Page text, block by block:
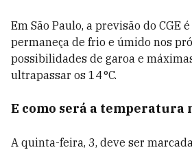
Em São Paulo, a previsão do CGE
permaneça de frio e úmido nos
possibilidades de garoa e
ultrapassar os 14 °C.
E como será a
A quinta-feira, 3, deve ser